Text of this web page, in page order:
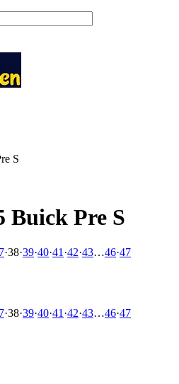
S
Buick Pre S
·38·39·40·41 ·42·43…46·47
·38·39·40·41 ·42·43…46·47